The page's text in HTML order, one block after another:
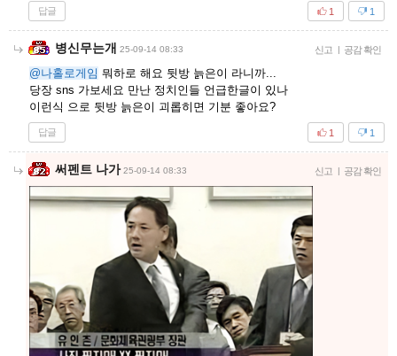
답글 1
1
병신무는개 25-09-14 08:33 신고 | 공감 확인
@나홀로게임 뭐하로 해요 뒷방 늙은이 라니까...
당장 sns 가보세요 만난 정치인들 언급한글이 있나
이런식 으로 뒷방 늙은이 괴롭히면 기분 좋아요?
답글 1
1
써펜트 나가 25-09-14 08:33 신고 | 공감 확인